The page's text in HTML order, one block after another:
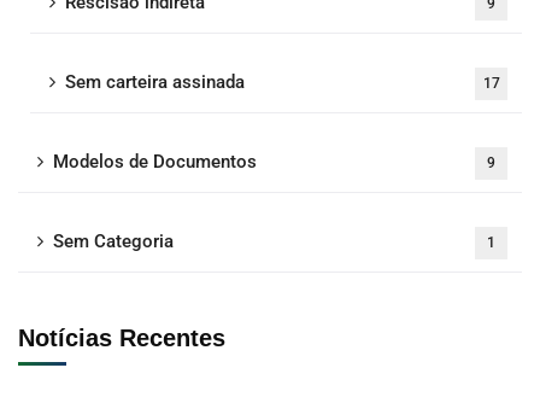
9
Sem carteira assinada 17
Modelos de Documentos 9
Sem Categoria 1
Notícias Recentes